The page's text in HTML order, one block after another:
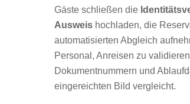
Gäste schließen die
Ausweis hochladen, die
automatisierten Abgleich
Personal, Anreisen zu
Dokumentnummern und
eingereichten Bild vergleicht.